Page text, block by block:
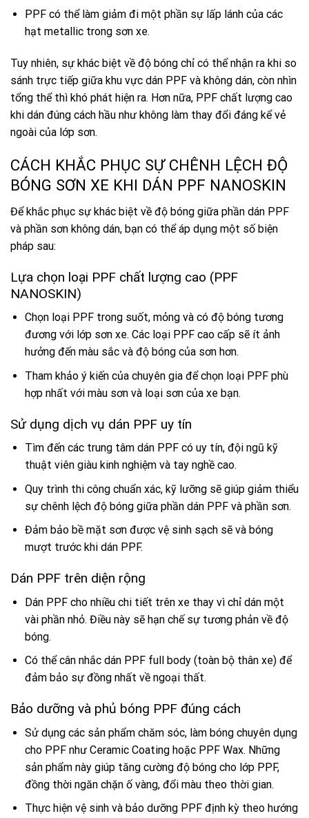
PPF có thể làm giảm đi một phần sự lấp lánh của các
hạt metallic trong sơn xe.
Tuy nhiên, sự khác biệt về độ bóng chỉ có thể nhận ra khi so
sánh trực tiếp giữa khu vực dán PPF và không dán, còn nhìn
tổng thể thì khó phát hiện ra. Hơn nữa, PPF chất lượng cao
khi dán đúng cách hầu như không làm thay đổi đáng kể vẻ
ngoài của lớp sơn.
CÁCH KHẮC PHỤC SỰ CHÊNH LỆCH ĐỘ
BÓNG SƠN XE KHI DÁN PPF NANOSKIN
Để khắc phục sự khác biệt về độ bóng giữa phần dán PPF
và phần sơn không dán, bạn có thể áp dụng một số biện
pháp sau:
Lựa chọn loại PPF chất lượng cao (PPF
NANOSKIN)
Chọn loại PPF trong suốt, mỏng và có độ bóng tương
đương với lớp sơn xe. Các loại PPF cao cấp sẽ ít ảnh
hưởng đến màu sắc và độ bóng của sơn hơn.
Tham khảo ý kiến của chuyên gia để chọn loại PPF phù
hợp nhất với màu sơn và loại sơn của xe bạn.
Sử dụng dịch vụ dán PPF uy tín
Tìm đến các trung tâm dán PPF có uy tín, đội ngũ kỹ
thuật viên giàu kinh nghiệm và tay nghề cao.
Quy trình thi công chuẩn xác, kỹ lưỡng sẽ giúp giảm thiểu
sự chênh lệch độ bóng giữa phần dán PPF và phần sơn.
Đảm bảo bề mặt sơn được vệ sinh sạch sẽ và bóng
mượt trước khi dán PPF.
Dán PPF trên diện rộng
Dán PPF cho nhiều chi tiết trên xe thay vì chỉ dán một
vài phần nhỏ. Điều này sẽ hạn chế sự tương phản về độ
bóng.
Có thể cân nhắc dán PPF full body (toàn bộ thân xe) để
đảm bảo sự đồng nhất về ngoại thất.
Bảo dưỡng và phủ bóng PPF đúng cách
Sử dụng các sản phẩm chăm sóc, làm bóng chuyên dụng
cho PPF như Ceramic Coating hoặc PPF Wax. Những
sản phẩm này giúp tăng cường độ bóng cho lớp PPF,
đồng thời ngăn chặn ố vàng, đổi màu theo thời gian.
Thực hiện vệ sinh và bảo dưỡng PPF định kỳ theo hướng